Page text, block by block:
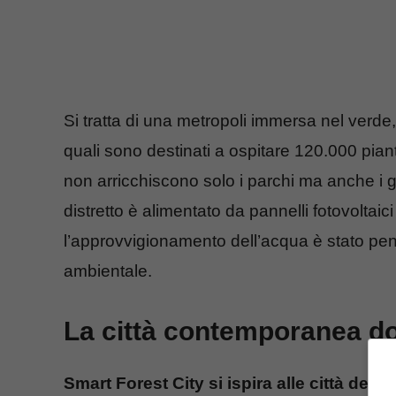
Si tratta di una metropoli immersa nel
quali sono destinati a ospitare 120.000
non arricchiscono solo i parchi ma anche i
distretto è alimentato da pannelli
l’approvvigionamento dell’acqua è stato
ambientale.
La città contemporanea
Smart Forest City si ispira alle città dei